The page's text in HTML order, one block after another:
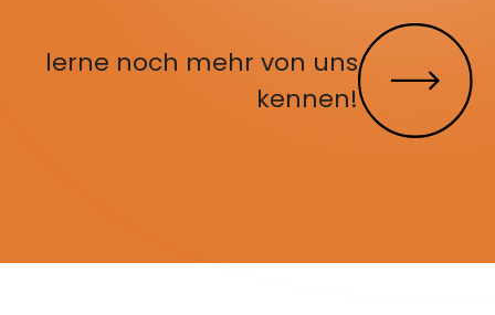
lerne noch mehr von uns
kennen!